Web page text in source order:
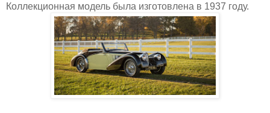
Коллекционная модель была изготовлена в 1937 году.